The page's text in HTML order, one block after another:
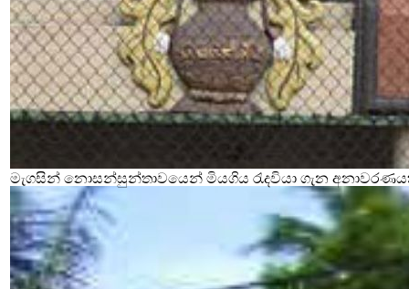
මැගසින් නොසන්සුන්තාවයෙන් මියගිය රැදවියා ගැන